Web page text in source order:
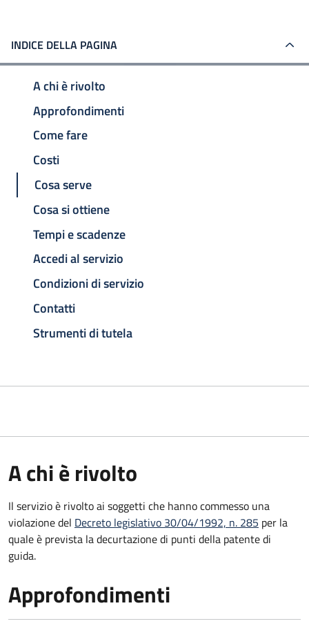
INDICE DELLA PAGINA
A chi è rivolto
Approfondimenti
Come fare
Costi
Cosa serve
Cosa si ottiene
Tempi e scadenze
Accedi al servizio
Condizioni di servizio
Contatti
Strumenti di tutela
A chi è rivolto
Il servizio è rivolto ai soggetti che hanno commesso una
violazione del Decreto legislativo 30/04/1992, n. 285 per la
quale è prevista la decurtazione di punti della patente di
guida.
Approfondimenti